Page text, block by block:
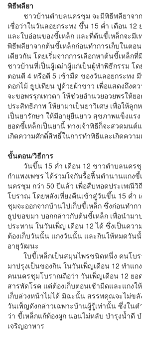
พิธีพลียา
ชาวบ้านตำบลนครชุม จะมีพิธีพลียาจาก
เชื่อว่าในวันลอยกระทง ขึ้น 15 ค่ำ เดือน 12
และใบอ่อนของขี้เหล็ก และที่ต้นขี้เหล็กจะมีเ
พิธีพลียาจากต้นขี้เหล็กก่อนทำการเก็บในตอ
เดียวกัน โดยเริ่มจากการเลือกหาต้นขี้เหล็ก
ชาวบ้านที่เป็นผู้เฒ่าผู้แก่เป็นผู้ทำพิธีกรรม โ
ตอนตี 4 หรือตี 5 เช้ามืด ของวันลอยกระทง
ดอกไม้ ธูปเทียน ปูด้วยผ้าขาว เพื่อแสดงถึงค
จะขอพรรุกเทวดา ให้ช่วยอำนวยอวยพรให้ย
ประสิทธิภาพ ให้ยามาเป็นยาวิเศษ เพื่อให้ลู
เป็นยารักษา ให้มีอายุยืนยาว สุขภาพแข็งแร
ยอดขี้เหล็กเป็นยานี้ ทางเจ้าพิธีก็จะสวดมน
เกิดความศักดิ์สิทธิ์ในการทำพิธีและเกิดควา
ขั้นตอน/วิธีการ
วันขึ้น 15 ค่ำ เดือน 12 ชาวตำบลนครชุม
กำแพงเพชร ได้ร่วมใจกันรื้อฟื้นตำนานแกงขี้
นครชุม กว่า 50 ปีแล้ว เพื่อสืบทอดประเพณีวิ
โบราณ โดยหลังเที่ยงคืนเข้าสู่วันขึ้น 15 ค่ำ
ชุมจะออกจากบ้านไปเก็บขี้เหล็ก ซึ่งก่อนทำก
ธูปขอขมา บอกกล่าวกับต้นขี้เหล็ก เพื่อนำมา
ประทาน ในวันเพ็ญ เดือน 12 ได้ ซึ่งเป็นคว
ต้องเก็บวันนั้น แกงวันนั้น และกินให้หมดวัน
อายุวัฒนะ
ใบขี้เหล็กเป็นสมุนไพรชนิดหนึ่ง คนโบร
มาปรุงเป็นของกิน ในวันเพ็ญเดือน 12 ทำแก
คนนครชุมโบราณถือว่า วันเพ็ญเดือน 12 ยอ
สารพัดโรค แต่ต้องเก็บตอนเช้ามืดและแกงใ
เก็บล่วงหน้าไม่ได้ มิฉะนั้น สรรพคุณจะไม่ข
วันเพ็ญดังกล่าวเฉพาะบ้านผู้รู้เท่านั้น ซึ่งใน
ว่า ขี้เหล็กแก้ท้องผูก นอนไม่หลับ บำรุงน้ำดี
เจริญอาหาร